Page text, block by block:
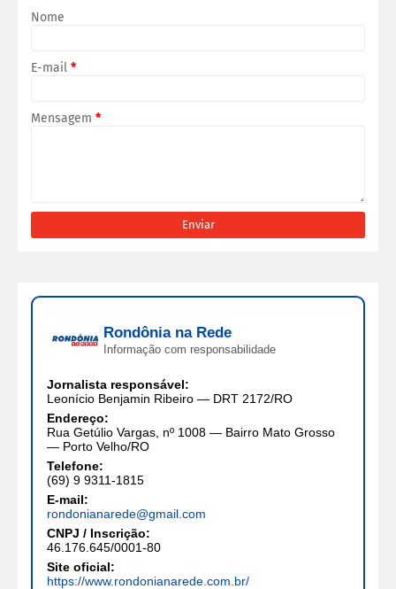
Nome
E-mail *
Mensagem *
Rondônia na Rede
Informação com responsabilidade
Jornalista responsável:
Leonício Benjamin Ribeiro — DRT 2172/RO
Endereço:
Rua Getúlio Vargas, nº 1008 — Bairro Mato Grosso
— Porto Velho/RO
Telefone:
(69) 9 9311-1815
E-mail:
rondonianarede@gmail.com
CNPJ / Inscrição:
46.176.645/0001-80
Site oficial:
https://www.rondonianarede.com.br/